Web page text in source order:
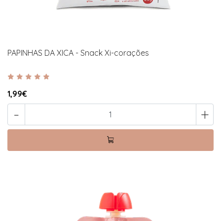
PAPINHAS DA XICA - Snack Xi-corações
1,99€
- +